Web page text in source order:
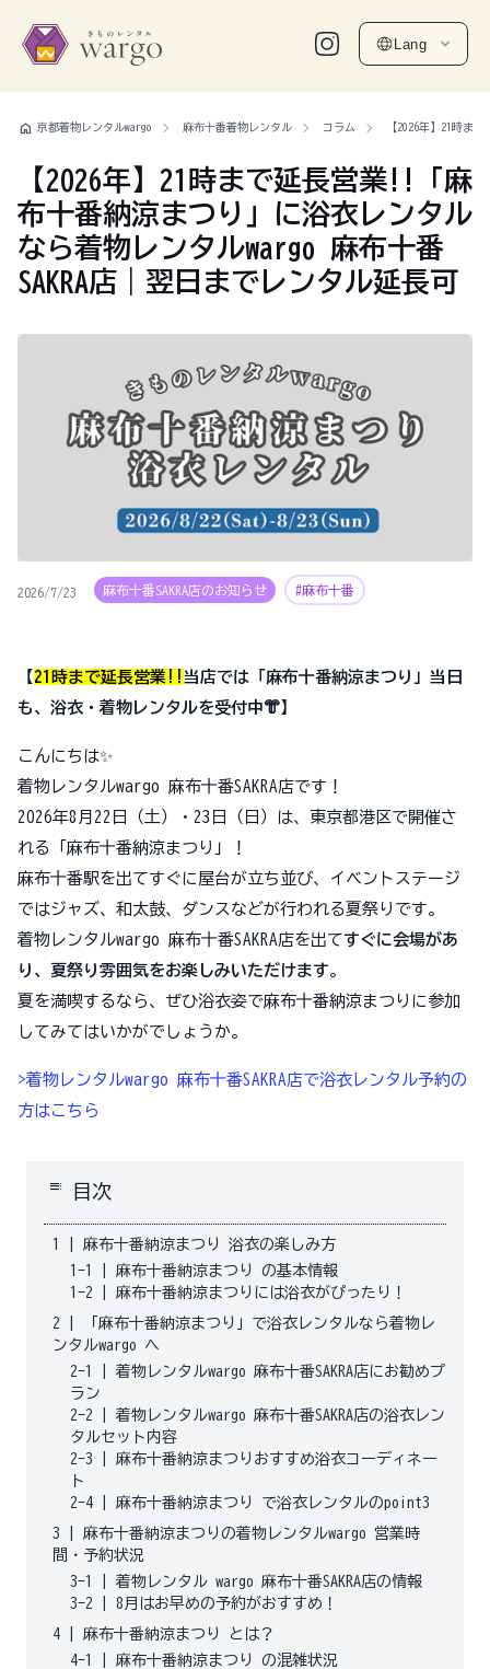
Lang
home 京都着物レンタルwargo 麻布十番着物レンタル コラム 【2026年】21時ま
【2026年】21時まで延長営業!!「麻
布十番納涼まつり」に浴衣レンタル
なら着物レンタルwargo 麻布十番
SAKRA店｜翌日までレンタル延長可
2026/7/23 麻布十番SAKRA店のお知らせ #麻布十番
【 21時まで延長営業!! 当店では「麻布十番納涼まつり」当日
も、浴衣・着物レンタルを受付中👘】
こんにちは✨
着物レンタルwargo 麻布十番SAKRA店です！
2026年8月22日（土）・23日（日）は、東京都港区で開催さ
れる「麻布十番納涼まつり」！
麻布十番駅を出てすぐに屋台が立ち並び、イベントステージ
ではジャズ、和太鼓、ダンスなどが行われる夏祭りです。
着物レンタルwargo 麻布十番SAKRA店を出てすぐに会場があ
り、夏祭り雰囲気をお楽しみいただけます。
夏を満喫するなら、ぜひ浴衣姿で麻布十番納涼まつりに参加
してみてはいかがでしょうか。
>着物レンタルwargo 麻布十番SAKRA店で浴衣レンタル予約の
方はこちら
toc 目次
1
麻布十番納涼まつり 浴衣の楽しみ方
1-1
麻布十番納涼まつり の基本情報
1-2
麻布十番納涼まつりには浴衣がぴったり！
2
「麻布十番納涼まつり」で浴衣レンタルなら着物レ
ンタルwargo へ
2-1
着物レンタルwargo 麻布十番SAKRA店にお勧めプ
ラン
2-2
着物レンタルwargo 麻布十番SAKRA店の浴衣レン
タルセット内容
2-3
麻布十番納涼まつりおすすめ浴衣コーディネー
ト
2-4
麻布十番納涼まつり で浴衣レンタルのpoint3
3
麻布十番納涼まつりの着物レンタルwargo 営業時
間・予約状況
3-1
着物レンタル wargo 麻布十番SAKRA店の情報
3-2
8月はお早めの予約がおすすめ！
4
麻布十番納涼まつり とは？
4-1
麻布十番納涼まつり の混雑状況